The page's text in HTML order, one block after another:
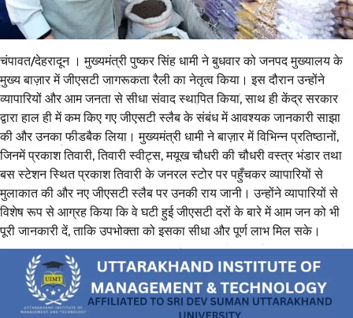
चंपावत/देहरादून । मुख्यमंत्री पुष्कर सिंह धामी ने बुधवार को जनपद मुख्यालय के
मुख्य बाज़ार में जीएसटी जागरूकता रैली का नेतृत्व किया। इस दौरान उन्होंने
व्यापारियों और आम जनता से सीधा संवाद स्थापित किया, साथ ही केंद्र सरकार
द्वारा हाल ही में कम किए गए जीएसटी स्लैब के संबंध में आवश्यक जानकारी साझा
की और उनका फीडबैक लिया। मुख्यमंत्री धामी ने बाज़ार में विभिन्न प्रतिष्ठानों,
जिनमें प्रकाश तिवारी, तिवारी स्वीट्स, मयूख चौधरी की चौधरी वस्त्र भंडार तथा
बस स्टेशन स्थित प्रकाश तिवारी के जनरल स्टोर पर पहुँचकर व्यापारियों से
मुलाकात की और नए जीएसटी स्लैब पर उनकी राय जानी। उन्होंने व्यापारियों से
विशेष रूप से आग्रह किया कि वे घटी हुई जीएसटी दरों के बारे में आम जन को भी
पूरी जानकारी दें, ताकि उपभोक्ता को इसका सीधा और पूर्ण लाभ मिल सके।